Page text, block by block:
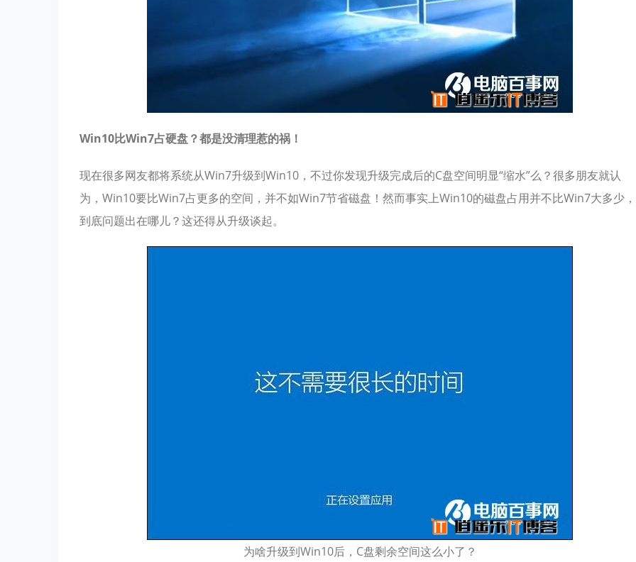
Win10比Win7占硬盘？都是没清理惹的祸！
现在很多网友都将系统从Win7升级到Win10，不过你发现升级完成后的C盘空间明显“缩水”么？很多朋友就认
为，Win10要比Win7占更多的空间，并不如Win7节省磁盘！然而事实上Win10的磁盘占用并不比Win7大多少，
到底问题出在哪儿？这还得从升级谈起。
为啥升级到Win10后，C盘剩余空间这么小了？